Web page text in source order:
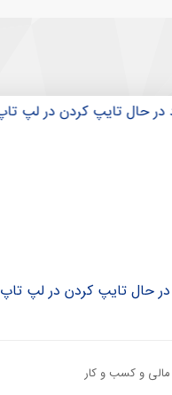
حال تایپ کردن در لپ تاپ
و کسب و کار